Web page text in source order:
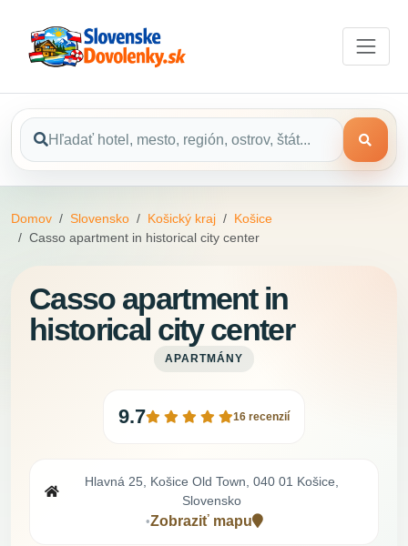
Domov Slovensko Košický kraj
Košice
Casso apartment in historical city center
Casso apartment in
historical city center
APARTMÁNY
9.7 16 recenzií
Hlavná 25, Košice Old Town, 040 01 Košice,
Slovensko
•Zobraziť mapu